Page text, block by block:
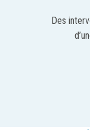
Des